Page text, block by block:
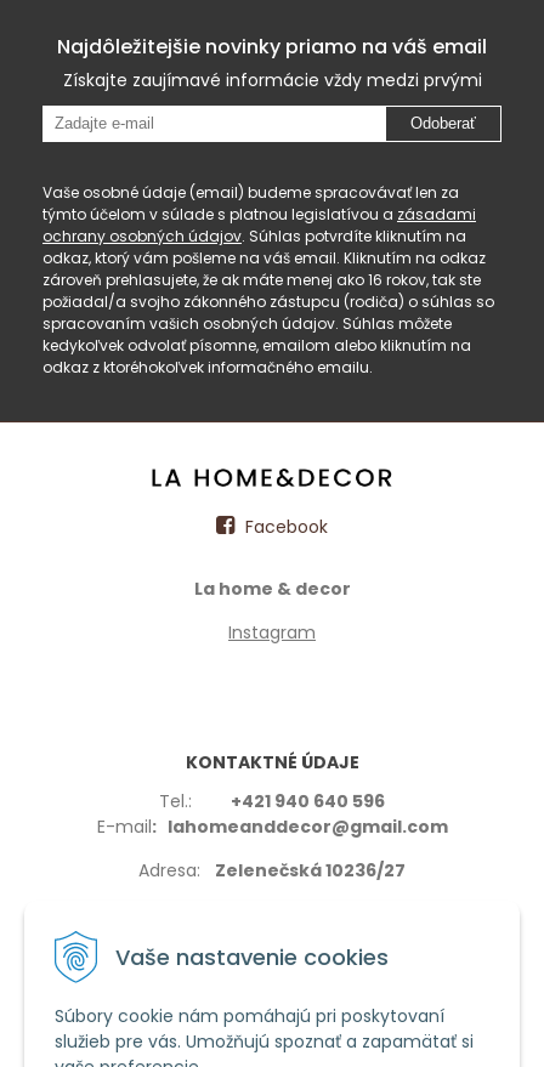
Vaše nastavenie cookies
Súbory cookie nám pomáhajú pri poskytovaní
služieb pre vás. Umožňujú spoznať a zapamätať si
Najdôležitejšie novinky priamo na váš email
Získajte zaujímavé informácie vždy medzi prvými
Odoberať
Vaše osobné údaje (email) budeme spracovávať len za
týmto účelom v súlade s platnou legislatívou a zásadami
ochrany osobných údajov. Súhlas potvrdíte kliknutím na
odkaz, ktorý vám pošleme na váš email. Kliknutím na odkaz
zároveň prehlasujete, že ak máte menej ako 16 rokov, tak ste
požiadal/a svojho zákonného zástupcu (rodiča) o súhlas so
spracovaním vašich osobných údajov. Súhlas môžete
kedykoľvek odvolať písomne, emailom alebo kliknutím na
odkaz z ktoréhokoľvek informačného emailu.
Facebook
La home & decor
Instagram
KONTAKTNÉ ÚDAJE
Tel.: +421 940 640 596
E-mail: lahomeanddecor@gmail.com
Adresa: Zelenečská 10236/27
VŠETKO O NÁKUPE